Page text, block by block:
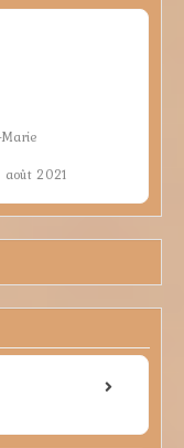
août 2021